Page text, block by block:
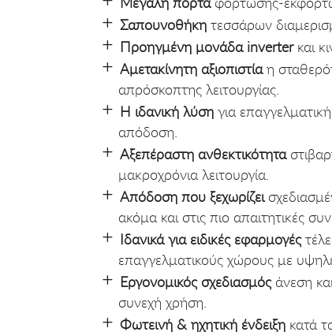
Σαπουνοθήκη τεσσάρων
Προηγμένη μονάδα inverterκαι
Αμετακίνητη αξιοπιστίαη
απρόσκοπτης λειτουργίας.
Η ιδανική λύση για
απόδοση.
Αξεπέραστη ανθεκτικότητα
μακροχρόνια λειτουργία.
Απόδοση που ξεχωρίζει
ακόμα και στις πιο απαιτητικές
Ιδανικά για ειδικές εφαρμογές
επαγγελματικούς χώρους με
Εργονομικός σχεδιασμόςάνεση
συνεχή χρήση.
Φωτεινή & ηχητική ένδειξη κατά